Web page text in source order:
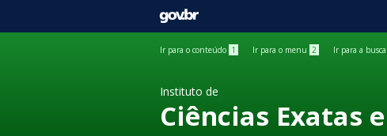
GOVBR
Ir para o conteúdo 1 Ir para o menu 2 Ir para a busca
Instituto de
Ciências Exatas